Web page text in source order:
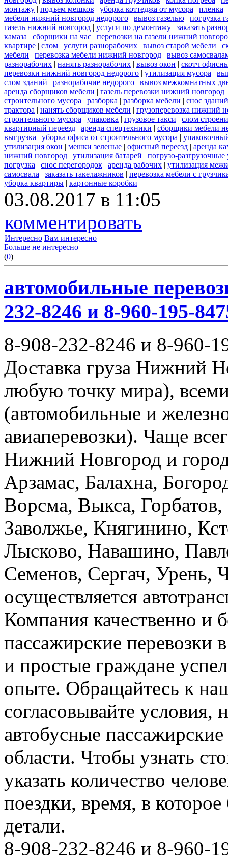
монтажу | подъем мешков | уборка коттеджа от мусора | пленка
мебели нижний новгород недорого | вывоз газелью | погрузка
газель нижний новгород | услуги по демонтажу | заказать
камаза | сборщики на час | перевозки на газели нижний
квартире | слом | услуги разнорабочих | вывоз старой мебели |
мебели | перевозка мебели нижний новгород | вывоз
разнорабочих | нанять разнорабочих | вывоз окон | скотч
перевозки нижний новгород недорого | утилизация мусора |
слом зданий | разнорабочие недорого | вывоз межкомнатных
аренда сборщиков мебели | газель перевозки нижний новгород
строительного мусора | разборка | разборка мебели | снос зданий
трактора | нанять сборщиков мебели | грузоперевозка нижний
строительного мусора | упаковка | грузовое такси | слом
квартирный переезд | аренда спецтехники | сборщики мебели
выгрузка | уборка офиса от строительного мусора |
утилизация окон | мешки зеленые | офисный переезд | аренда
нижний новгород | утилизация батарей | погрузо-разгрузочные
погрузка | снос перегородок | аренда рабочих | утилизация
самосвала | заказать такелажников | перевозка мебели с
уборка квартиры | картонные коробки
03.08.2017 в 11:05
комментировать
Интересно Вам интересно
Больше не интересно
(0)
автомобильные
232-8246 и 8-960-195-
8-908-232-8246 и 8-960-
Доставка груза Нижний
любую точку мира),
(автомобильные и
авиаперевозки). Чаще
Нижний Новгород и
Арзамас, Балахна,
Ворсма, Выкса,
Заволжье, Княгинино,
Лысково, Навашино,
Семенов, Сергач, Урень,
осуществляется
Компания качественно и
пассажирские
и простые граждане
опыте. Обращайтесь к
согласовывайте условия,
автобусные
области. Чтобы узнать
указать количество
поездки, время, в
детали.
8-908-232-8246 и 8-960-